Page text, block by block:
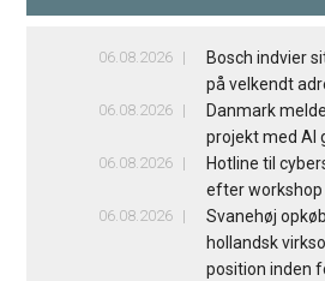
06.08.2026
Bosch indvier
på velkendt
06.08.2026
Danmark
projekt med AI
06.08.2026
Hotline til
efter workshop
06.08.2026
Svanehøj
hollandsk
position inden